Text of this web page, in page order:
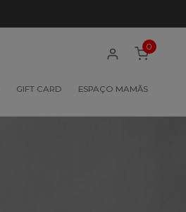
GIFT CARD ESPAÇO MAMÃS
0